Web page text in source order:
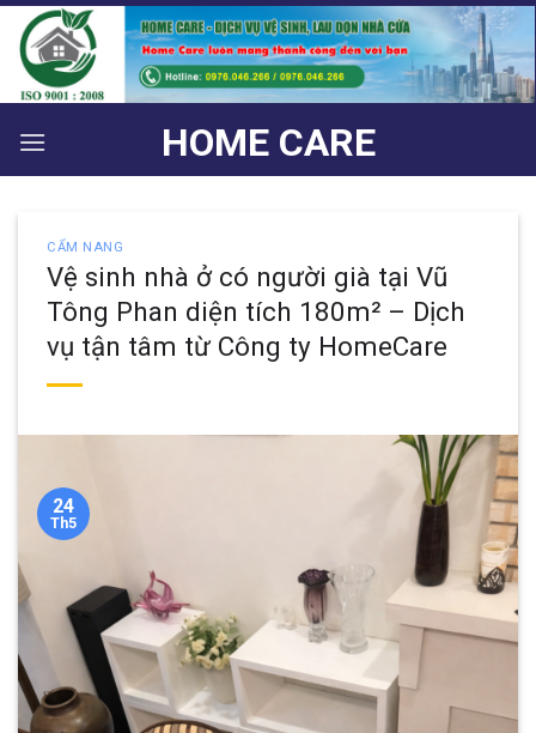
Bỏ
qua
nội
dung
HOME CARE
CẨM NANG
Vệ sinh nhà ở có người già tại Vũ
Tông Phan diện tích 180m² – Dịch
vụ tận tâm từ Công ty HomeCare
24
Th5